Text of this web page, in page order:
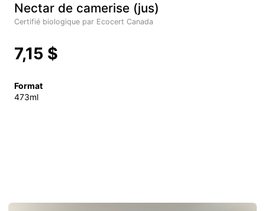
Nectar de camerise (jus)
Certifié biologique par Ecocert Canada
7,15 $
Format
473ml